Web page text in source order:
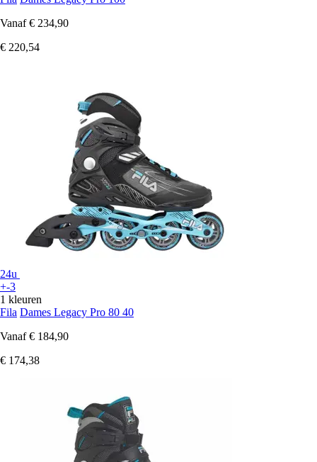
Vanaf € 234,90
€ 220,54
24u
+-3
1 kleuren
Fila Dames Legacy Pro 80 40
Vanaf € 184,90
€ 174,38